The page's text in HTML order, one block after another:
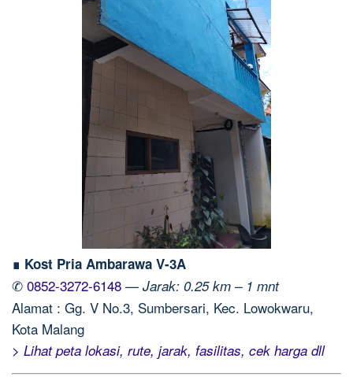
∎ Kost Pria Ambarawa V-3A
✆ 0852-3272-6148 — Jarak: 0.25 km – 1 mnt
Alamat : Gg. V No.3, Sumbersari, Kec. Lowokwaru,
Kota Malang
> Lihat peta lokasi, rute, jarak, fasilitas, cek harga dll